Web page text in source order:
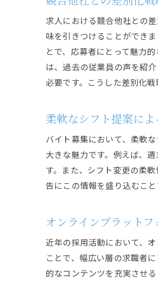
求人における競合他社との
味を引きつけることができ
とで、応募者にとって魅力
は、過去の従業員の声を紹
必要です。こうした差別化
柔軟なシフト提案に
バイト募集において、柔軟
大きな魅力です。例えば、
す。また、シフト変更の柔
告にこの情報を盛り込むこ
オンラインプラット
近年の採用活動において、
ことで、幅広い層の求職者
的なコンテンツを充実させ